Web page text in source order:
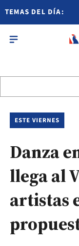
TEMAS DEL DÍA:
ESTE VIERNES
Danza
llega al
artistas